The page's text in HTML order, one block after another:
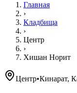
Главная
›
Кладбища
›
Центр
›
Хишан Норит
Центр•Кинарат,